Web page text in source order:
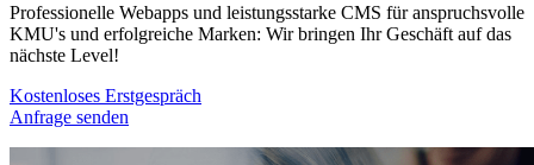
Professionelle Webapps und leistungsstarke CMS für anspruchsvolle
KMU's und erfolgreiche Marken: Wir bringen Ihr Geschäft auf das
nächste Level!
Kostenloses Erstgespräch
Anfrage senden